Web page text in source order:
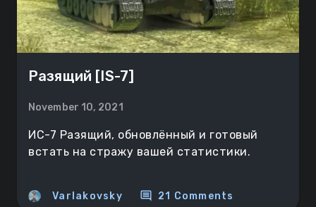
Разящий [IS-7]
November 10, 2021
ИС-7 Разящий, обновлённый и готовый
встать на стражу вашей статистики.
Varlakovsky comment 21 Comments